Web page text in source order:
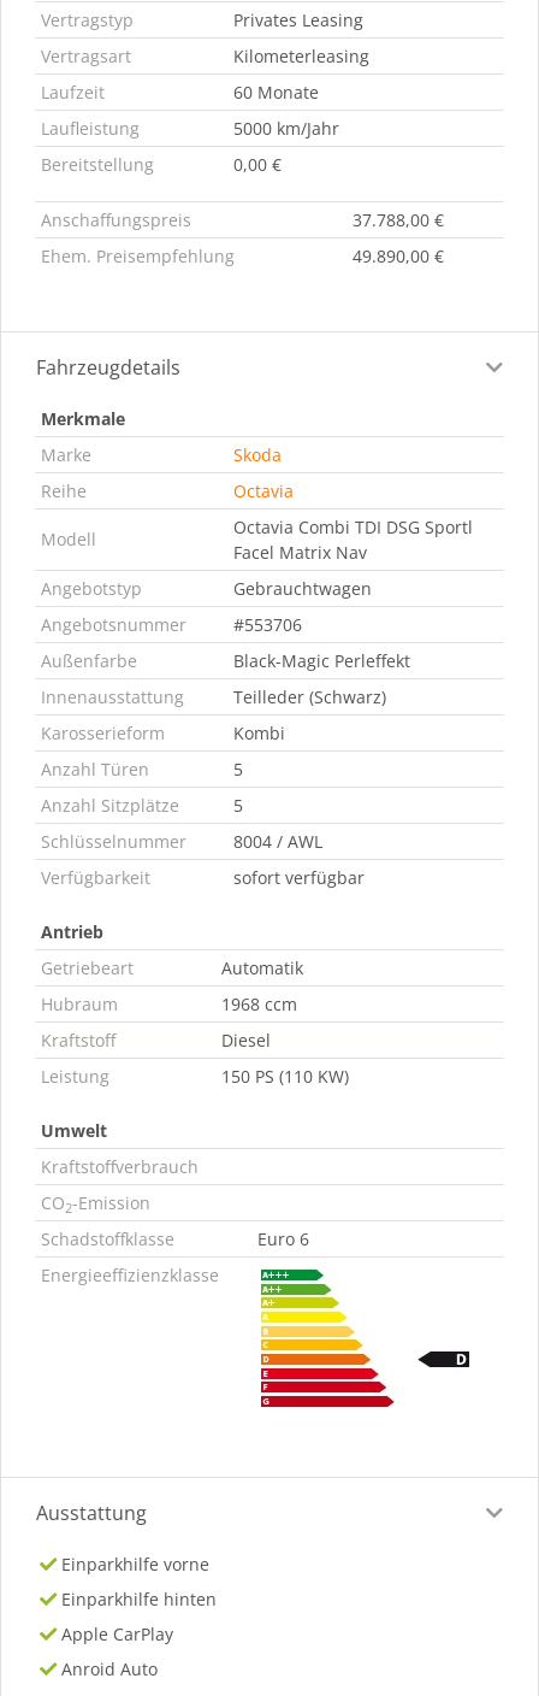
Vertragstyp
Privates Leasing
Vertragsart
Kilometerleasing
Laufzeit
60 Monate
Laufleistung
5000 km/Jahr
Bereitstellung
0,00 €
Anschaffungspreis
37.788,00 €
Ehem. Preisempfehlung
49.890,00 €
Fahrzeugdetails
Merkmale
Marke
Skoda
Reihe
Octavia
Modell
Octavia Combi TDI DSG Sportl
Facel Matrix Nav
Angebotstyp
Gebrauchtwagen
Angebotsnummer
#553706
Außenfarbe
Black-Magic Perleffekt
Innenausstattung
Teilleder (Schwarz)
Karosserieform
Kombi
Anzahl Türen
5
Anzahl Sitzplätze
5
Schlüsselnummer
8004 / AWL
Verfügbarkeit
sofort verfügbar
Antrieb
Getriebeart
Automatik
Hubraum
1968 ccm
Kraftstoff
Diesel
Leistung
150 PS (110 KW)
Umwelt
Kraftstoffverbrauch
CO2-Emission
Schadstoffklasse
Euro 6
Energieeffizienzklasse
Ausstattung
Einparkhilfe vorne
Einparkhilfe hinten
Apple CarPlay
Anroid Auto